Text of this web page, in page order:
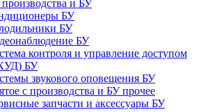
и БУ
БУ
БУ
БУ
контроля и управление доступом
БУ
звукового оповещения БУ
с производства и БУ прочее
запчасти и аксессуары БУ